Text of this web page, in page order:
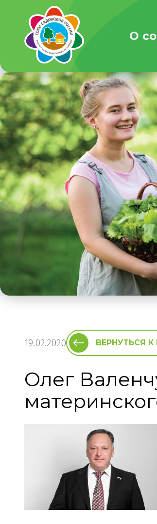
О
19.02.2020 ВЕРНУТЬСЯ
Олег